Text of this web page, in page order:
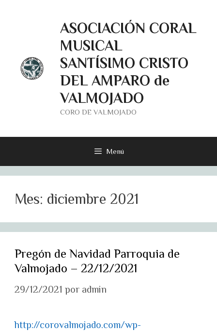
ASOCIACIÓN CORAL
MUSICAL
SANTÍSIMO CRISTO
DEL AMPARO de
VALMOJADO
CORO DE VALMOJADO
Menú
Mes: diciembre 2021
Pregón de Navidad Parroquia de
Valmojado – 22/12/2021
29/12/2021 por admin
http://corovalmojado.com/wp-